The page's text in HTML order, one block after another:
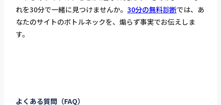
れを30分で一緒に見つけませんか。 30分の無料診断では、あ
なたのサイトのボトルネックを、煽らず事実でお伝えしま
す。
よくある質問（FAQ）